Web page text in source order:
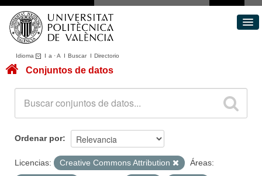
Idioma I a ·A I BuscarI Directorio
Conjuntos de datos
Acerca de
Portal de Transparencia
Conjuntos de datos
Ordenar por
Licencias: Creative Commons Attribution
Áreas: